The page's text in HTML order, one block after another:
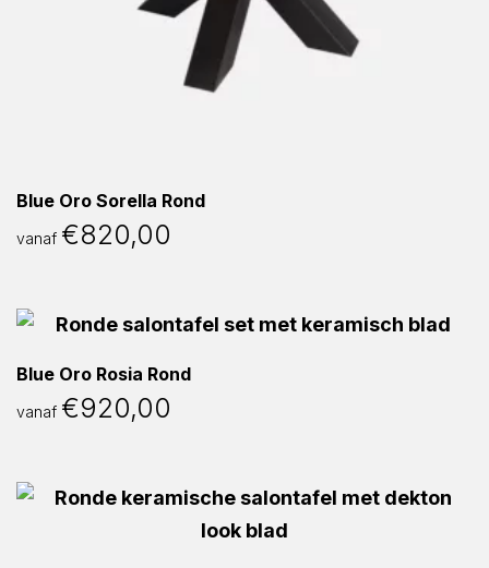
Blue Oro Sorella Rond
vanaf €820,00
Blue Oro Rosia Rond
vanaf €920,00